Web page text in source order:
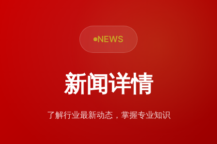
NEWS
新闻详情
了解行业最新动态，掌握专业知识